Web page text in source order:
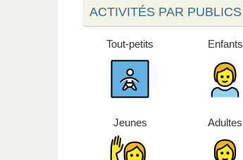
ACTIVITÉS PAR PUBLICS
Tout-petits Enfants
Jeunes Adultes